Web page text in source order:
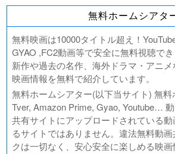
北極百貨店のコンシェルジュさん
好きでも嫌いなあまのじゃく
デジモンアドベンチャー02 THE
範馬刃牙VSケンガンアシュラ
一月の声に歓びを刻め
PLAY! ～勝つとか負けるとかは、どー
ULTRAMAN： RISING
BLAME!（ブラム）
ゴールデンカムイ
FUKUYAMA MASAHARU LIVE FILM
無料ホームシアタ
無料映画は10000タイトル超え！
GYAO ,FC2動画等で安全に無料視聴で
新作や過去の名作、海外ドラマ・アニ
映画情報を無料で紹介しています。
無料ホームシアター(以下当サイト) 無
Tver, Amazon Prime, Gyao, Youtube…
共有サイトにアップロードされている
るサイトではありません。違法無料動
クは一切なく、安心安全に楽しめる映